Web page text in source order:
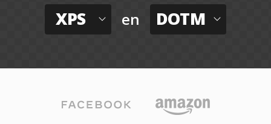
XPS en DOTM